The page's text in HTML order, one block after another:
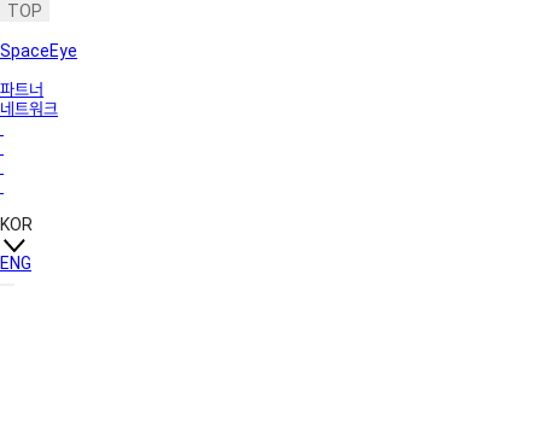
TOP
SpaceEye
파트너
네트워크
KOR
ENG